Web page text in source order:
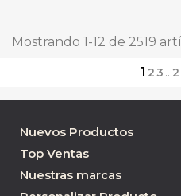
Mostrando 1-12 de 2519
1 23 …
Nuevos Productos
Top Ventas
Nuestras marcas